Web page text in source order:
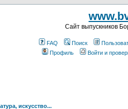
Cайт выпускников
FAQ Поиск
Профиль
Войти и
искусство...